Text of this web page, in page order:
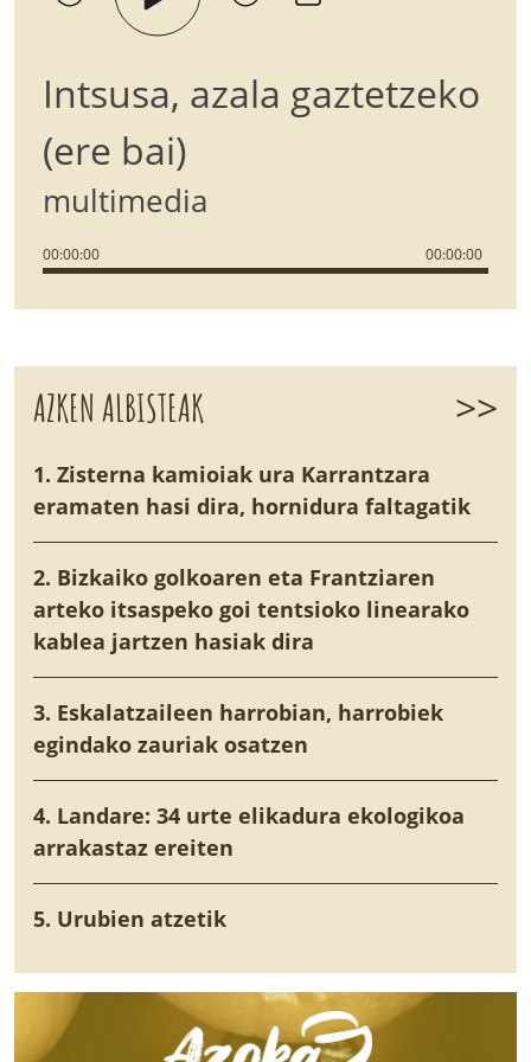
Intsusa, azala gaztetzeko
(ere bai)
multimedia
00:00:00 00:00:00
AZKEN ALBISTEAK >>
1. Zisterna kamioiak ura Karrantzara
eramaten hasi dira, hornidura faltagatik
2. Bizkaiko golkoaren eta Frantziaren
arteko itsaspeko goi tentsioko linearako
kablea jartzen hasiak dira
3. Eskalatzaileen harrobian, harrobiek
egindako zauriak osatzen
4. Landare: 34 urte elikadura ekologikoa
arrakastaz ereiten
5. Urubien atzetik